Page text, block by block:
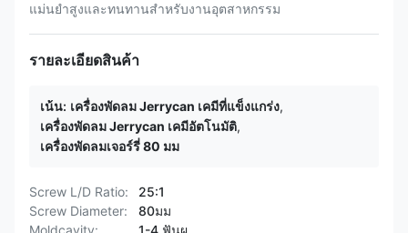
แม่นยำสูงและทนทานสำหรับงานอุตสาหกรรม
รายละเอียดสินค้า
เน้น: เครื่องพัดลม Jerrycan เคมีที่แข็งแกร่ง,
เครื่องพัดลม Jerrycan เคมีอัตโนมัติ,
เครื่องพัดลมเจอร์รี่ 80 มม
Screw L/D Ratio:
25:1
Screw Diameter:
80มม
Moldcavity:
1-4 ฟันผุ